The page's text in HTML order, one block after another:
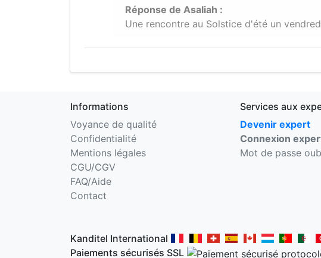
Réponse de Asaliah :
Une rencontre au Solstice d'été un
Informations
Voyance de qualité
Confidentialité
Mentions légales
CGU/CGV
FAQ/Aide
Contact
Services aux
Devenir expert
Connexion
Mot de passe
Kanditel International
Paiements sécurisés SSL